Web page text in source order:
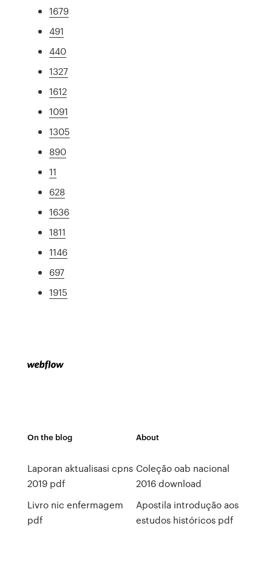
1679
491
440
1327
1612
1091
1305
890
11
628
1636
1811
1146
697
1915
On the blog
Laporan aktualisasi cpns
2019 pdf
Livro nic enfermagem
pdf
About
Coleção oab nacional
2016 download
Apostila introdução aos
estudos históricos pdf